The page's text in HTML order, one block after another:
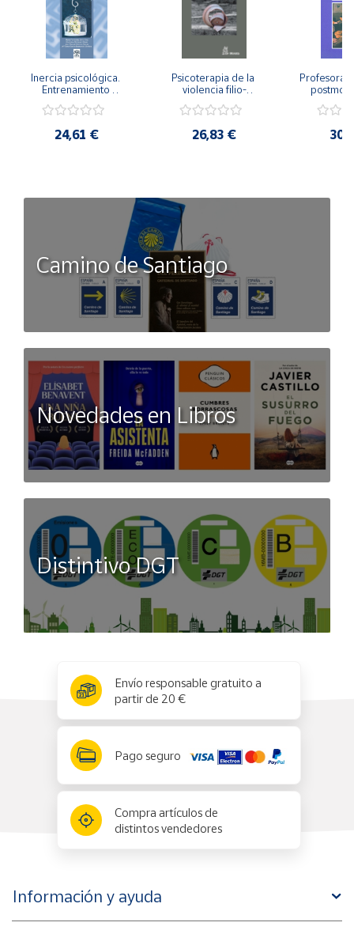
Inercia psicológica.
Entrenamiento
Igualdad de Género.
24,61 €
Psicoterapia de la
violencia filio-
secreto y la
26,83 €
Camino de Santiago
Novedades en Libros
Distintivo DGT
Envío responsable gratuito a
partir de 20 €
Pago seguro
Compra artículos de
distintos vendedores
Información y ayuda